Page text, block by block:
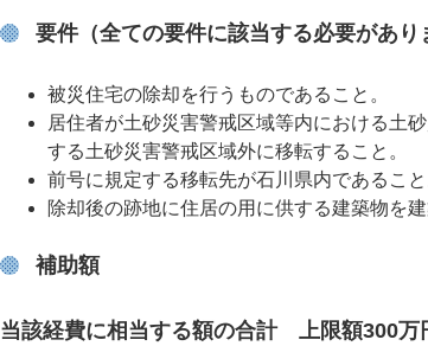
要件（全ての要件に該当する必要があり
被災住宅の除却を行うものであること。
居住者が土砂災害警戒区域等内における土
する土砂災害警戒区域外に移転すること。
前号に規定する移転先が石川県内であること
除却後の跡地に住居の用に供する建築物を建
補助額
当該経費に相当する額の合計 上限額300万